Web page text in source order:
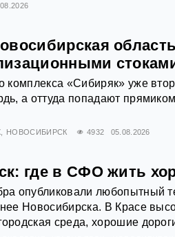
область
комплекса «Сибиряк» уже
а оттуда попадают
НОВОСИБИРСК 4932 05.08.2026
где в СФО жить
опубликовали любопытный
Новосибирска. В Красе
среда, хорошие